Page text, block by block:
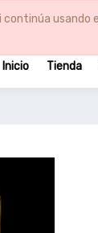
Inicio Tienda